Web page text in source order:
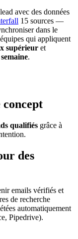
avec des données
15 sources —
dans le
qui appliquent
supérieur et
.
qualifiés grâce à
des
emails vérifiés et
de recherche
automatiquement
Pipedrive).